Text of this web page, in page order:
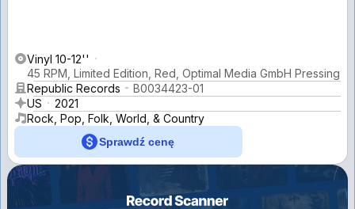
Vinyl 10-12''
45 RPM, Limited Edition, Red, Optimal Media GmbH Pressing
Republic Records
B0034423-01
US
2021
Rock, Pop, Folk, World, & Country
Sprawdź cenę